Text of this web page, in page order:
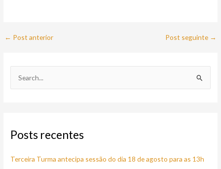
← Post anterior Post seguinte →
u
s
Posts recentes
Terceira Turma antecipa sessão do dia 18 de agosto para as 13h